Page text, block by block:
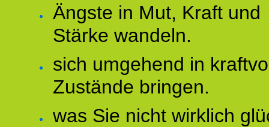
Ängste in Mut, Kraft und
Stärke wandeln.
sich umgehend in
Zustände bringen.
was Sie nicht wirklich